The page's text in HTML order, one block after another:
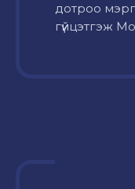
дотроо
гүйцэтгэж